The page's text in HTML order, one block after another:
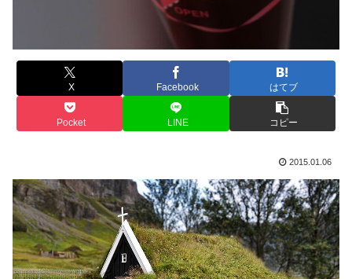
X Facebook はてブ
Pocket LINE コピー
2015.01.06